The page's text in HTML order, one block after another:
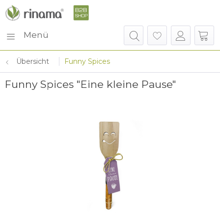
Menü
Übersicht Funny Spices
Funny Spices "Eine kleine Pause"